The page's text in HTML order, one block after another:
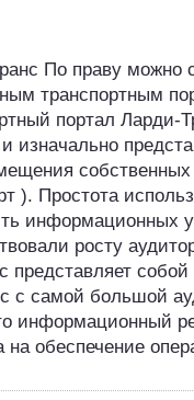
По праву можно
транспортным
портал Ларди-
и изначально
собственных
). Простота
информационных
росту
представляет собой
с самой большой
информационный
на обеспечение